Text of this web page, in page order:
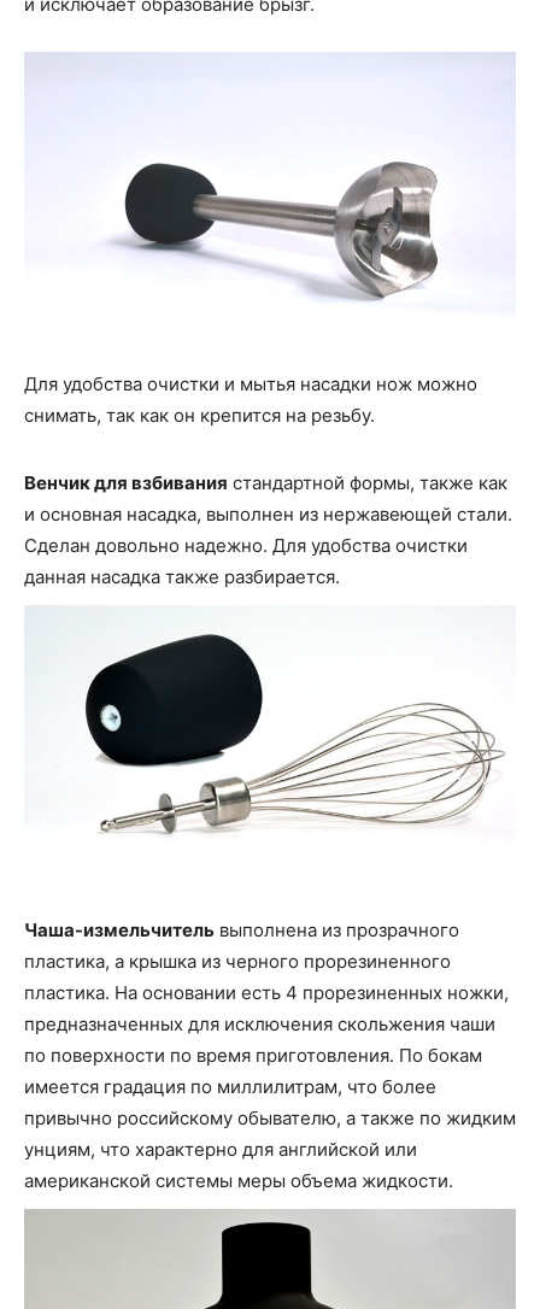
Для удобства очистки и мытья насадки нож можно
снимать, так как он крепится на резьбу.
Венчик для взбивания стандартной формы, также как
и основная насадка, выполнен из нержавеющей стали.
Сделан довольно надежно. Для удобства очистки
данная насадка также разбирается.
Чаша-измельчитель выполнена из прозрачного
пластика, а крышка из черного прорезиненного
пластика. На основании есть 4 прорезиненных ножки,
предназначенных для исключения скольжения чаши
по поверхности по время приготовления. По бокам
имеется градация по миллилитрам, что более
привычно российскому обывателю, а также по жидким
унциям, что характерно для английской или
американской системы меры объема жидкости.